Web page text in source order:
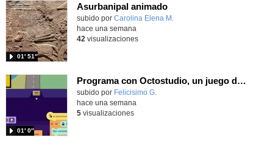
Asurbanipal animado
Contenido educativo.
subido por Carolina Elena M.
01′ 51″
hace una semana
42 visualizaciones
Programa con Octostudio, un juego de Educación Víal cruzando un paso de cebra.
Contenido educativo.
subido por Felicisimo G.
01′ 0″
hace una semana
5visualizaciones